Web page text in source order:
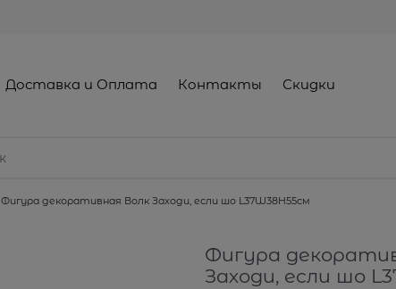
Доставка и Оплата Контакты Скидки
Фигура декоративная Волк Заходи, если шо L37W38H55см
Фигура
Заходи, если шо